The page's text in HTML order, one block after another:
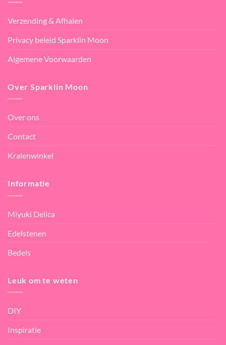
Verzending & Afhalen
Privacy beleid Sparklin Moon
Algemene Voorwaarden
Over Sparklin Moon
Over ons
Contact
Kralenwinkel
Informatie
Miyuki Delica
Edelstenen
Bedels
Leuk om te weten
DIY
Inspiratie